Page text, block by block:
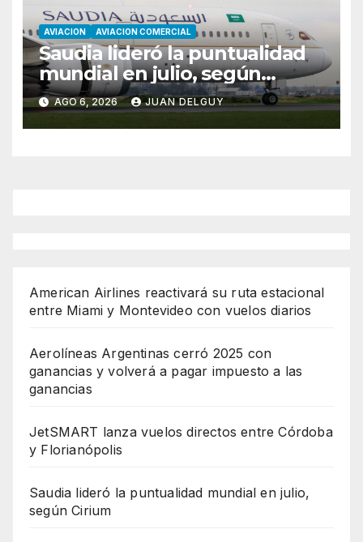
AVIACION AVIACION COMERCIAL
Saudia lideró la puntualidad
mundial en julio, según
Cirium
AGO 6, 2026 JUAN DELGUY
American Airlines reactivará su ruta estacional
entre Miami y Montevideo con vuelos diarios
Aerolíneas Argentinas cerró 2025 con
ganancias y volverá a pagar impuesto a las
ganancias
JetSMART lanza vuelos directos entre Córdoba
y Florianópolis
Saudia lideró la puntualidad mundial en julio,
según Cirium